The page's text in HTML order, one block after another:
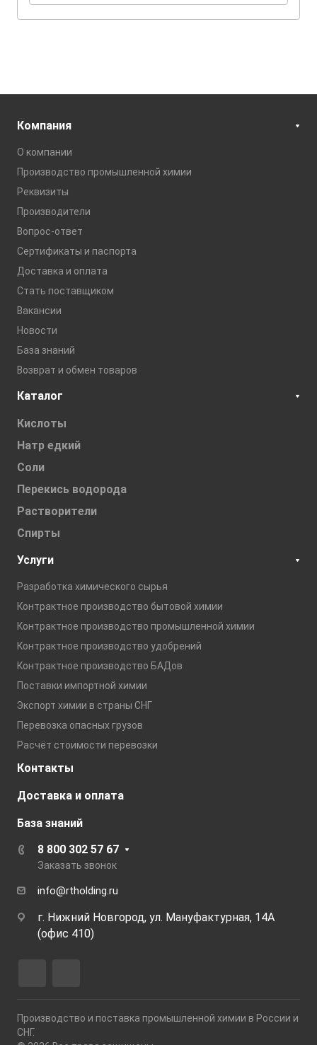
Компания
О компании
Производство промышленной химии
Реквизиты
Производители
Вопрос-ответ
Сертификаты и паспорта
Доставка и оплата
Стать поставщиком
Вакансии
Новости
База знаний
Возврат и обмен товаров
Каталог
Кислоты
Натр едкий
Соли
Перекись водорода
Растворители
Спирты
Услуги
Разработка химического сырья
Контрактное производство бытовой химии
Контрактное производство промышленной химии
Контрактное производство удобрений
Контрактное производство БАДов
Поставки импортной химии
Экспорт химии в страны СНГ
Перевозка опасных грузов
Расчёт стоимости перевозки
Контакты
Доставка и оплата
База знаний
8 800 302 57 67
Заказать звонок
info@rtholding.ru
г. Нижний Новгород, ул. Мануфактурная, 14А
(офис 410)
Производство и поставка промышленной химии в России и
СНГ.